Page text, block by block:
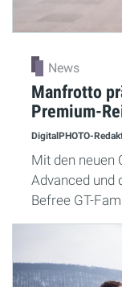
News
Manfrotto
Premium-
DigitalPHOTO-
Mit den neuen
Advanced und
Befree GT-